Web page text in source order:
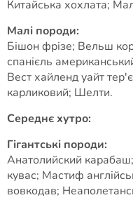
Китайська хохлата;
Малі породи:
Бішон фрізе; Вельш
спанієль
Вест хайленд уайт
карликовий; Шелти.
Середнє хутро:
Гігантські породи:
Анатолийский
кувас; Мастиф
вовкодав;